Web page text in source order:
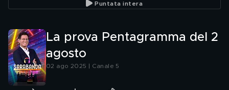
Puntata intera
La prova Pentagramma del 2
agosto
02 ago 2025 | Canale 5